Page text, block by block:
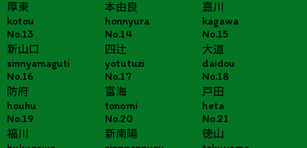
厚東
kotou
本由良
honnyura
嘉川
kagawa
No.13
新山口
sinnyamaguti
No.14
四辻
yotutuzi
No.15
大道
daidou
No.16
防府
houhu
No.17
富海
tonomi
No.18
戸田
heta
No.19
福川
No.20
新南陽
No.21
徳山